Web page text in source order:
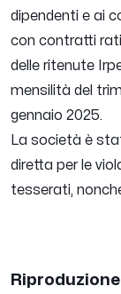
dipendenti e ai
con contratti
delle ritenute
mensilità del
gennaio 2025.
La società è
diretta per le
tesserati,